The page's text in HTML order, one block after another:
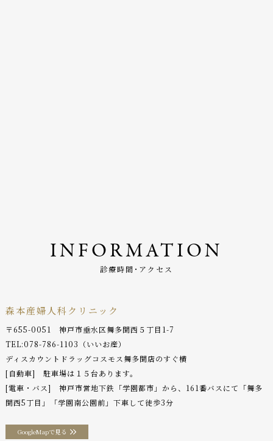
INFORMATION
診療時間･アクセス
森本産婦人科クリニック
〒655-0051 神戸市垂水区舞多聞西５丁目1-7
TEL:078-786-1103 （いいお産）
ディスカウントドラッグコスモス舞多聞店のすぐ横
[自動車] 駐車場は１５台あります。
[電車・バス] 神戸市営地下鉄「学園都市」から、161番バスにて「舞多
聞西5丁目」「学園南公園前」下車して徒歩3分
GoogleMapで見る